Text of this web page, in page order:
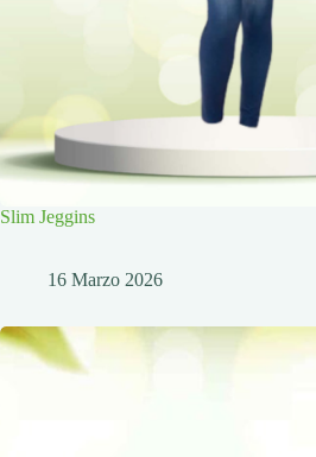
Slim Jeggins
16 Marzo 2026